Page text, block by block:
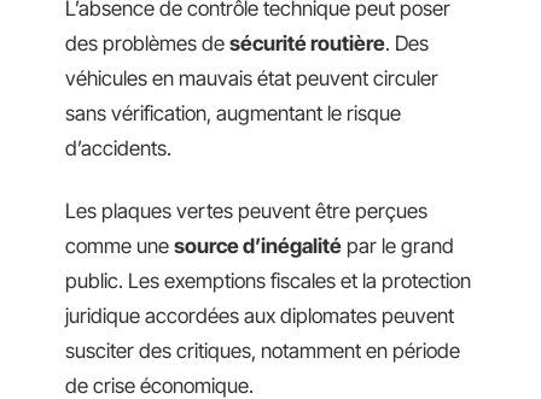
L’absence de contrôle technique peut poser
des problèmes de sécurité routière. Des
véhicules en mauvais état peuvent circuler
sans vérification, augmentant le risque
d’accidents.
Les plaques vertes peuvent être perçues
comme une source d’inégalité par le grand
public. Les exemptions fiscales et la protection
juridique accordées aux diplomates peuvent
susciter des critiques, notamment en période
de crise économique.